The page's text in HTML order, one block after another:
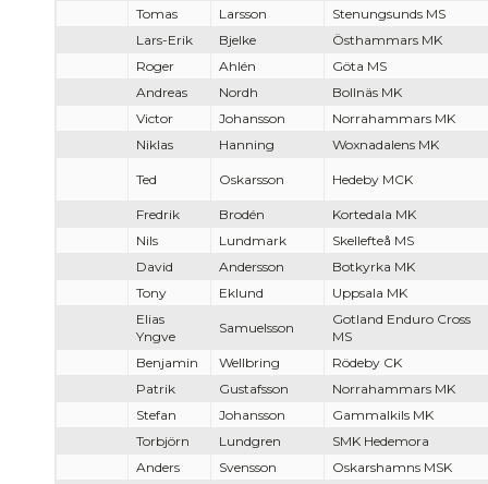
Tomas Larsson
Stenungsunds MS
Lars-Erik
Bjelke
Östhammars MK
Roger
Ahlén
Göta MS
Andreas
Nordh
Bollnäs MK
Victor
Johansson
Norrahammars MK
Niklas
Hanning Woxnadalens MK
Ted Oskarsson Hedeby MCK
Fredrik Brodén
Kortedala MK
Nils
Lundmark
Skellefteå MS
David
Andersson
Botkyrka MK
Tony
Eklund
Uppsala MK
Elias
Yngve
Samuelsson
Gotland Enduro Cross
MS
Benjamin
Wellbring
Rödeby CK
Patrik
Gustafsson
Norrahammars MK
Stefan
Johansson
Gammalkils MK
Torbjörn
Lundgren
SMK Hedemora
Anders
Svensson
Oskarshamns MSK